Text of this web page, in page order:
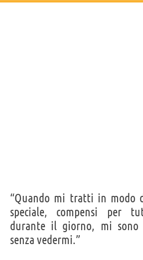
“Quando mi tratti in modo
speciale, compensi per
durante il giorno, mi sono
senza vedermi.”